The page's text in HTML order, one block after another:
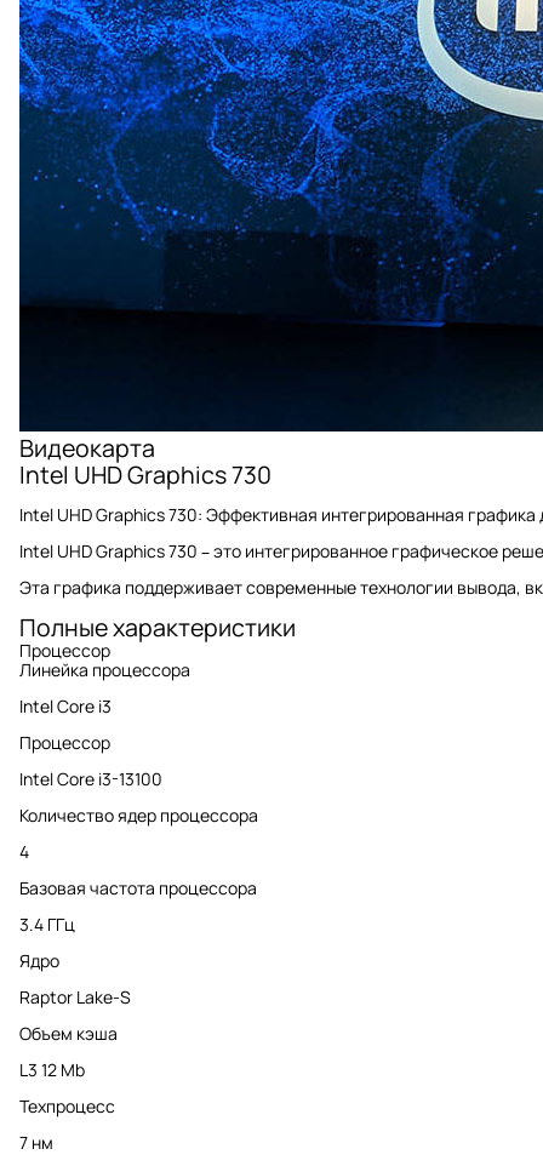
Видеокарта
Intel UHD Graphics 730
Intel UHD Graphics 730: Эффективная интегрированная
Intel UHD Graphics 730 – это интегрированное графическое
Эта графика поддерживает современные технологии вывода,
Полные характеристики
Процессор
Линейка процессора
Intel Core i3
Процессор
Intel Core i3-13100
Количество ядер процессора
4
Базовая частота процессора
3.4 ГГц
Ядро
Raptor Lake-S
Объем кэша
L3 12 Mb
Техпроцесс
7 нм